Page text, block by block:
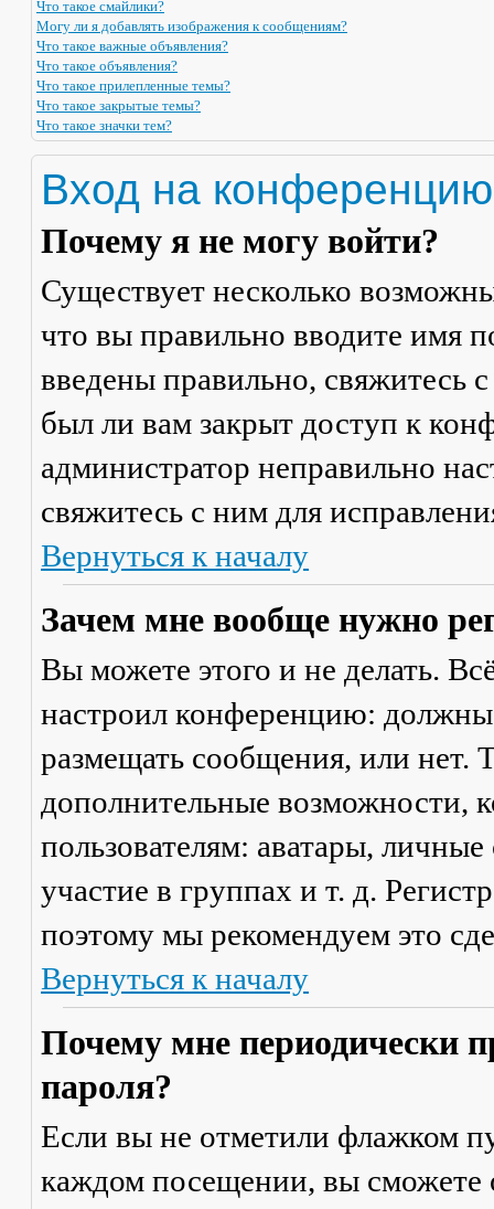
Что такое смайлики?
Могу ли я добавлять изображения к сообщениям?
Что такое важные объявления?
Что такое объявления?
Что такое прилепленные темы?
Что такое закрытые темы?
Что такое значки тем?
Вход на
Почему я не могу войти?
Существует несколько
что вы правильно вводите имя
введены правильно, свяжитесь
был ли вам закрыт доступ к
администратор неправильно
свяжитесь с ним для
Вернуться к началу
Зачем мне вообще нужно
Вы можете этого и не делать.
настроил конференцию: должны
размещать сообщения, или нет.
дополнительные возможности,
пользователям: аватары,
участие в группах и т. д.
поэтому мы рекомендуем это
Вернуться к началу
Почему мне периодически
пароля?
Если вы не отметили флажком
каждом посещении, вы сможете